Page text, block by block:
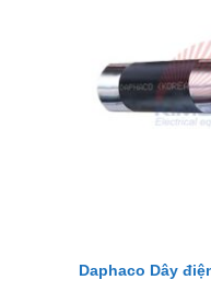
Daphaco Dây